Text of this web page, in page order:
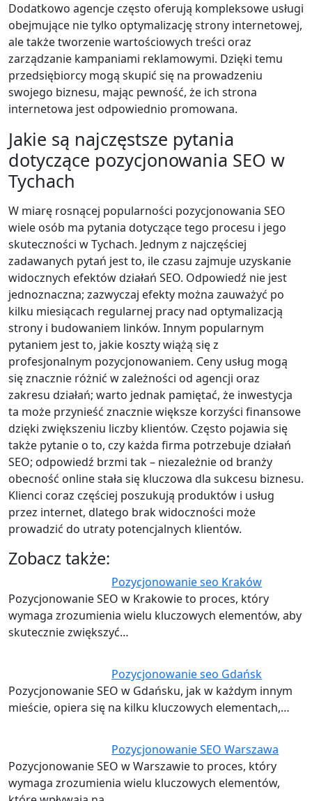
Dodatkowo agencje często oferują kompleksowe usługi
obejmujące nie tylko optymalizację strony internetowej,
ale także tworzenie wartościowych treści oraz
zarządzanie kampaniami reklamowymi. Dzięki temu
przedsiębiorcy mogą skupić się na prowadzeniu
swojego biznesu, mając pewność, że ich strona
internetowa jest odpowiednio promowana.
Jakie są najczęstsze pytania
dotyczące pozycjonowania SEO w
Tychach
W miarę rosnącej popularności pozycjonowania SEO
wiele osób ma pytania dotyczące tego procesu i jego
skuteczności w Tychach. Jednym z najczęściej
zadawanych pytań jest to, ile czasu zajmuje uzyskanie
widocznych efektów działań SEO. Odpowiedź nie jest
jednoznaczna; zazwyczaj efekty można zauważyć po
kilku miesiącach regularnej pracy nad optymalizacją
strony i budowaniem linków. Innym popularnym
pytaniem jest to, jakie koszty wiążą się z
profesjonalnym pozycjonowaniem. Ceny usług mogą
się znacznie różnić w zależności od agencji oraz
zakresu działań; warto jednak pamiętać, że inwestycja
ta może przynieść znacznie większe korzyści finansowe
dzięki zwiększeniu liczby klientów. Często pojawia się
także pytanie o to, czy każda firma potrzebuje działań
SEO; odpowiedź brzmi tak – niezależnie od branży
obecność online stała się kluczowa dla sukcesu biznesu.
Klienci coraz częściej poszukują produktów i usług
przez internet, dlatego brak widoczności może
prowadzić do utraty potencjalnych klientów.
Zobacz także:
Pozycjonowanie seo Kraków
Pozycjonowanie SEO w Krakowie to proces, który
wymaga zrozumienia wielu kluczowych elementów, aby
skutecznie zwiększyć…
Pozycjonowanie seo Gdańsk
Pozycjonowanie SEO w Gdańsku, jak w każdym innym
mieście, opiera się na kilku kluczowych elementach,…
Pozycjonowanie SEO Warszawa
Pozycjonowanie SEO w Warszawie to proces, który
wymaga zrozumienia wielu kluczowych elementów,